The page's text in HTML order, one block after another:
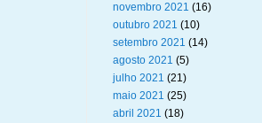
novembro 2021 (16)
outubro 2021 (10)
setembro 2021 (14)
agosto 2021 (5)
julho 2021 (21)
maio 2021 (25)
abril 2021 (18)